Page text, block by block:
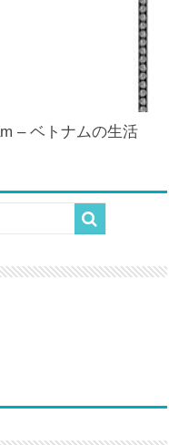
– ベトナムの生活